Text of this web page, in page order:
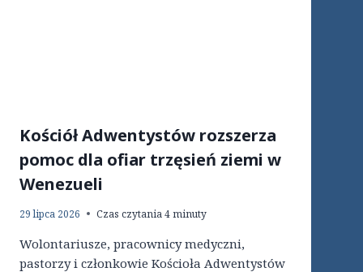
Kościół Adwentystów rozszerza
pomoc dla ofiar trzęsień ziemi w
Wenezueli
29 lipca 2026 Czas czytania4minuty
Wolontariusze, pracownicy medyczni,
pastorzy i członkowie Kościoła Adwentystów